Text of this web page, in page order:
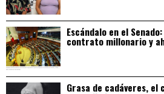
Escándalo en el
contrato millonario y
Grasa de cadáveres,